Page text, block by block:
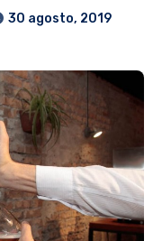
30 agosto, 2019